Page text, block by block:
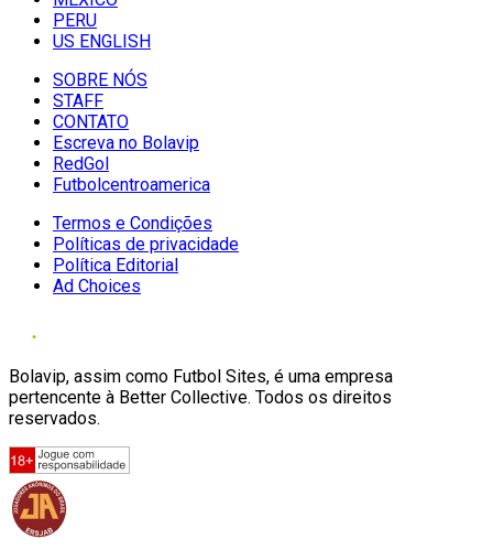
PERU
US ENGLISH
SOBRE NÓS
STAFF
CONTATO
Escreva no Bolavip
RedGol
Futbolcentroamerica
Termos e Condições
Políticas de privacidade
Política Editorial
Ad Choices
Bolavip, assim como Futbol Sites, é uma empresa
pertencente à Better Collective. Todos os direitos
reservados.